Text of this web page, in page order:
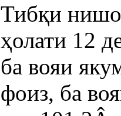
Тибқи
ҳолати 12
ба вояи
фоиз, ба